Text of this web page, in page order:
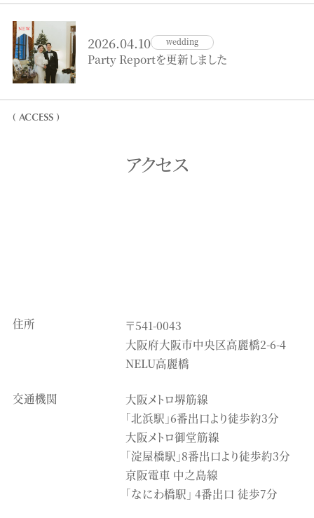
2026.04.10 wedding
Party Reportを更新しました
( ACCESS )
アクセス
住所
〒541-0043
大阪府大阪市中央区高麗橋2-6-4
NELU高麗橋
交通機関
大阪メトロ堺筋線
「北浜駅」6番出口より徒歩約3分
大阪メトロ御堂筋線
「淀屋橋駅」8番出口より徒歩約3分
京阪電車 中之島線
「なにわ橋駅」 4番出口 徒歩7分